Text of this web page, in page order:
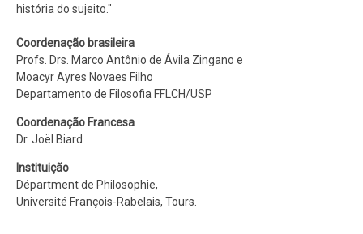
história do sujeito."
Coordenação brasileira
Profs. Drs. Marco Antônio de Ávila Zingano e
Moacyr Ayres Novaes Filho
Departamento de Filosofia FFLCH/USP
Coordenação Francesa
Dr. Joël Biard
Instituição
Départment de Philosophie,
Université François-Rabelais, Tours.